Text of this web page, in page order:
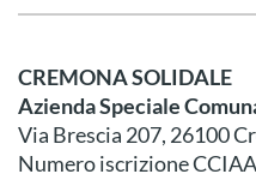
CREMONA SOLIDALE
Azienda Speciale
Via Brescia 207, 26100
Numero iscrizione